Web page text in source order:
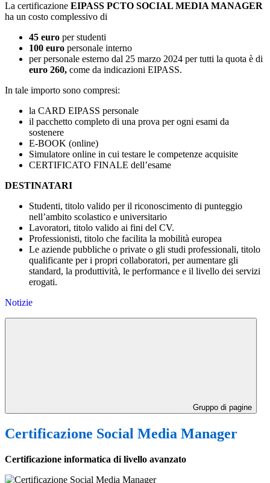
La certificazione EIPASS PCTO SOCIAL MEDIA MANAGER
ha un costo complessivo di
45 euro per studenti
100 euro personale interno
per personale esterno dal 25 marzo 2024 per tutti la quota è di
euro 260, come da indicazioni EIPASS.
In tale importo sono compresi:
la CARD EIPASS personale
il pacchetto completo di una prova per ogni esami da
sostenere
E-BOOK (online)
Simulatore online in cui testare le competenze acquisite
CERTIFICATO FINALE dell’esame
DESTINATARI
Studenti, titolo valido per il riconoscimento di punteggio
nell’ambito scolastico e universitario
Lavoratori, titolo valido ai fini del CV.
Professionisti, titolo che facilita la mobilità europea
Le aziende pubbliche o private o gli studi professionali, titolo
qualificante per i propri collaboratori, per aumentare gli
standard, la produttività, le performance e il livello dei servizi
erogati.
Notizie
Gruppo di pagine
Certificazione Social Media Manager
Certificazione informatica di livello avanzato